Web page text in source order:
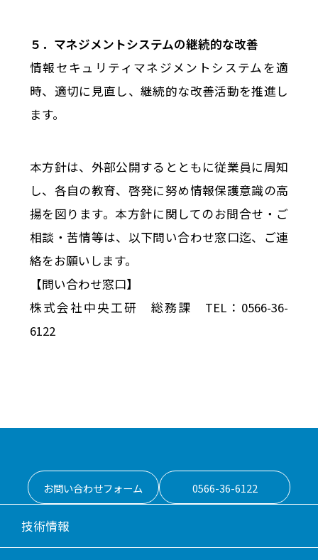
５．マネジメントシステムの継続的な改善
情報セキュリティマネジメントシステムを適
時、適切に見直し、継続的な改善活動を推進し
ます。
本方針は、外部公開するとともに従業員に周知
し、各自の教育、啓発に努め情報保護意識の高
揚を図ります。本方針に関してのお問合せ・ご
相談・苦情等は、以下問い合わせ窓口迄、ご連
絡をお願いします。
【問い合わせ窓口】
株式会社中央工研 総務課 TEL：0566-36-
6122
お問い合わせフォーム 0566-36-6122
技術情報